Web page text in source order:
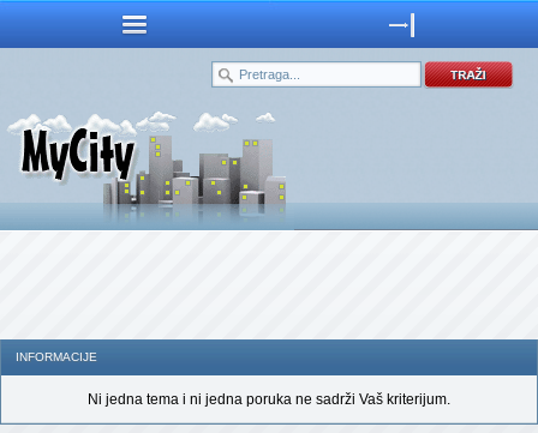
INFORMACIJE
Ni jedna tema i ni jedna poruka ne sadrži Vaš kriterijum.